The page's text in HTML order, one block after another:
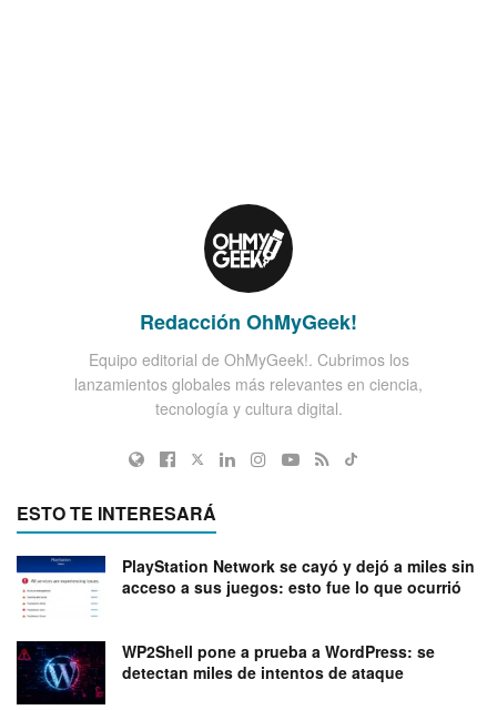
Redacción OhMyGeek!
Equipo editorial de OhMyGeek!. Cubrimos los
lanzamientos globales más relevantes en ciencia,
tecnología y cultura digital.
ESTO TE INTERESARÁ
PlayStation Network se cayó y dejó a miles sin
acceso a sus juegos: esto fue lo que ocurrió
WP2Shell pone a prueba a WordPress: se
detectan miles de intentos de ataque